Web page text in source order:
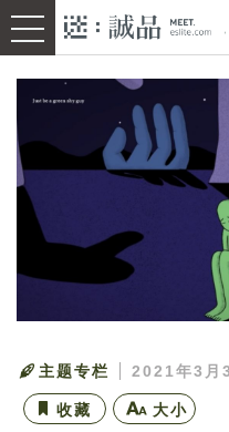
主题专栏 2021年3月
收藏 大小